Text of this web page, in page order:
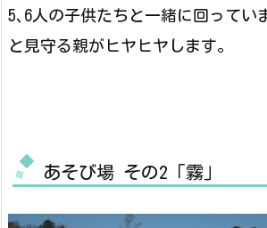
5､6人の子供たちと一緒に回ってい
と見守る親がヒヤヒヤします。
あそび場 その2「霧」